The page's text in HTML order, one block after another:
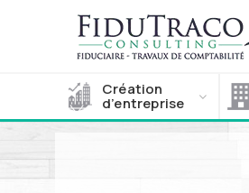
Création
d’entreprise